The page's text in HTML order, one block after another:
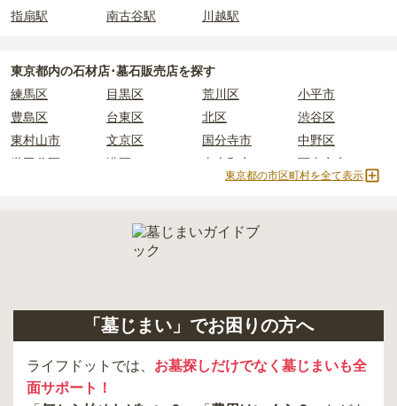
現地見学では、担当者に「提示金額以外にかかる費用はないか」を
内を取り寄せることができます。
指扇駅
南古谷駅 川越駅
東京都内の石材店･墓石販売店を探す
練馬区
目黒区 荒川区
小平市
豊島区
台東区 北区
渋谷区
東村山市
文京区 国分寺市
中野区
世田谷区
港区 東大和市
西東京市
町田市 府中市
昭島市
葛飾区 墨田区
杉並区
東京都の市区町村を全て表示
「墓じまい」でお困りの方へ
ライフドットでは、 お墓探しだけでなく墓じまいも全
面サポート！